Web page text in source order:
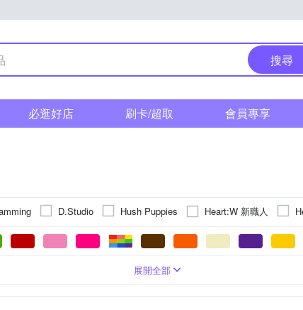
搜尋
必逛好店 刷卡/超取 會員專享
D.Studio Hush Puppies Heart:W 新職人
皮爾卡登
per-pcs 派彼仕 Roush TengYue
3XL 4XL
格紋
小可愛 襯衫
展開全部